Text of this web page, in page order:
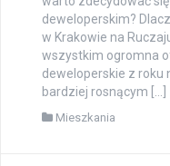
deweloperskim?
w Krakowie na
wszystkim ogromna
deweloperskie z roku
bardziej rosnącym […]
Mieszkania